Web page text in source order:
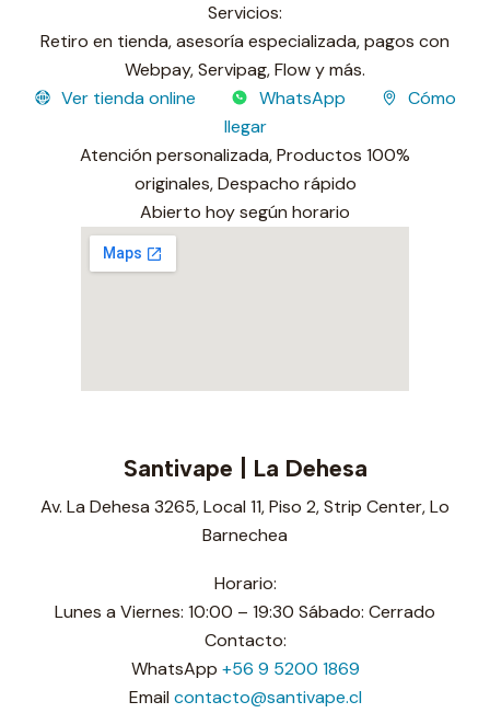
Servicios:
Retiro en tienda, asesoría especializada, pagos con
Webpay, Servipag, Flow y más.
Ver tienda online
WhatsApp
Cómo
llegar
Atención personalizada,Productos 100%
originales,Despacho rápido
Sucursal operativa
Abierto hoy según horario
Santivape | La Dehesa
Av. La Dehesa 3265, Local 11, Piso 2, Strip Center, Lo
Barnechea
Horario:
Lunes a Viernes: 10:00 – 19:30 Sábado: Cerrado
Contacto:
WhatsApp +56 9 5200 1869
Email contacto@santivape.cl